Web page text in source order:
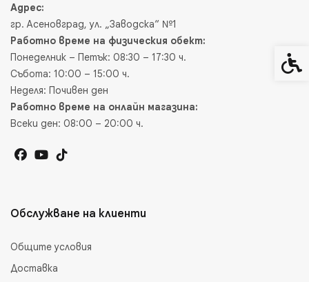
Адрес:
гр. Асеновград, ул. „Заводска“ №1
Работно време на физическия обект:
Понеделник – Петък: 08:30 – 17:30 ч.
Събота: 10:00 – 15:00 ч.
Неделя: Почивен ден
Работно време на онлайн магазина:
Всеки ден: 08:00 – 20:00 ч.
Обслужване на клиенти
Общите условия
Доставка